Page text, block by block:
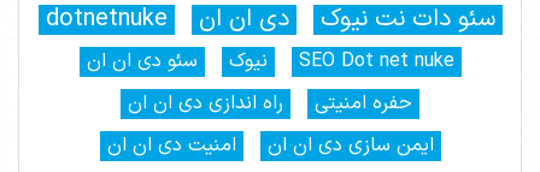
سئو دات نت نیوک
دی ان ان dotnetnuke
SEO Dot net nuke نیوک
سئو دی ان ان
حفره امنیتی
راه اندازی دی ان ان
ایمن سازی دی ان ان
امنیت دی ان ان